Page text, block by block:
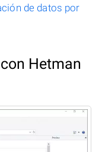
de datos por
Hetman